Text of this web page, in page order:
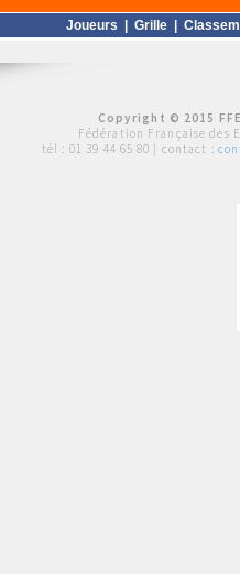
Joueurs Grille|
Copyright © 2015
Fédération Française des
tél : 01 39 44 65 80 | contact :